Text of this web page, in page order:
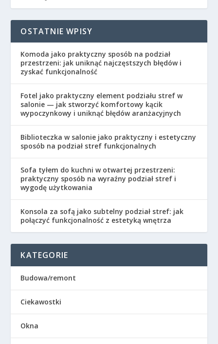
OSTATNIE WPISY
Komoda jako praktyczny sposób na podział
przestrzeni: jak uniknąć najczęstszych błędów i
zyskać funkcjonalność
Fotel jako praktyczny element podziału stref w
salonie — jak stworzyć komfortowy kącik
wypoczynkowy i uniknąć błędów aranżacyjnych
Biblioteczka w salonie jako praktyczny i estetyczny
sposób na podział stref funkcjonalnych
Sofa tyłem do kuchni w otwartej przestrzeni:
praktyczny sposób na wyraźny podział stref i
wygodę użytkowania
Konsola za sofą jako subtelny podział stref: jak
połączyć funkcjonalność z estetyką wnętrza
KATEGORIE
Budowa/remont
Ciekawostki
Okna